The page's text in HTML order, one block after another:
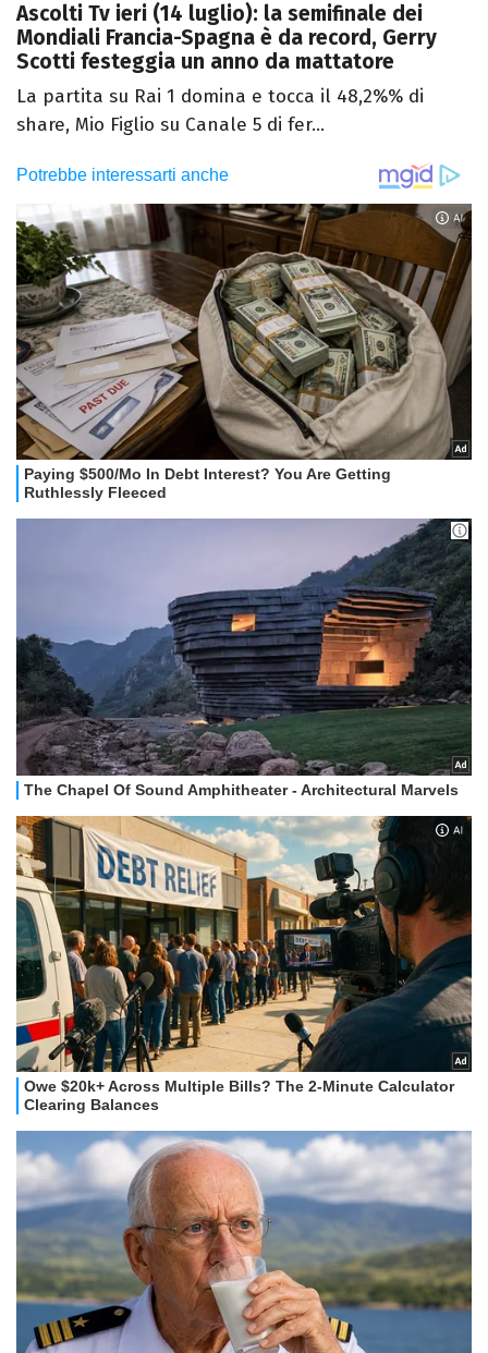
Ascolti Tv ieri (14 luglio): la semifinale dei
Mondiali Francia-Spagna è da record, Gerry
Scotti festeggia un anno da mattatore
La partita su Rai 1 domina e tocca il 48,2%% di
share, Mio Figlio su Canale 5 di fer...